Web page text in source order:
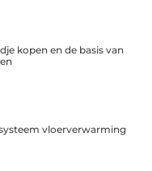
kopen en de basis van
vloerverwarming